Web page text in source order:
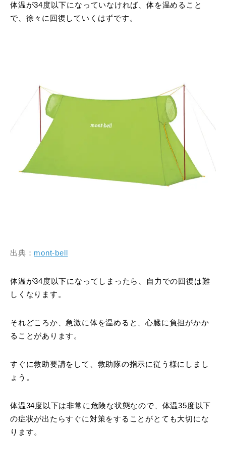
体温が34度以下になっていなければ、体を温めること
で、徐々に回復していくはずです。
出典： mont-bell
体温が34度以下になってしまったら、自力での回復は難
しくなります。
それどころか、急激に体を温めると、心臓に負担がかか
ることがあります。
すぐに救助要請をして、救助隊の指示に従う様にしまし
ょう。
体温34度以下は非常に危険な状態なので、体温35度以下
の症状が出たらすぐに対策をすることがとても大切にな
ります。